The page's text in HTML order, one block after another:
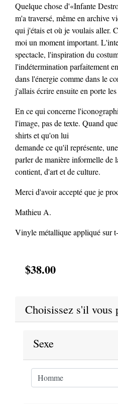
Quelque chose d'«Infante
m'a traversé, même en archive
qui j'étais et où je voulais aller.
moi un moment important.
spectacle, l'inspiration du
l'indétermination parfaitement
dans l'énergie comme dans le
j'allais écrire ensuite en porte les
En ce qui concerne
l'image, pas de texte. Quand
shirts et qu'on lui
demande ce qu'il représente,
parler de manière informelle de
contient, d'art et de culture.
Merci d'avoir accepté que je
Mathieu A.
Vinyle métallique appliqué sur
$38.00
Choisissez s'il vous
Sexe